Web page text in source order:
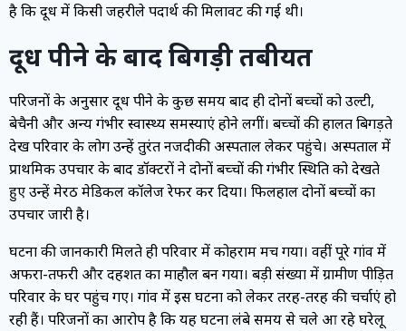
है कि दूध में किसी जहरीले पदार्थ की मिलावट की गई थी।
दूध पीने के बाद बिगड़ी तबीयत
परिजनों के अनुसार दूध पीने के कुछ समय बाद ही दोनों बच्चों को उल्टी,
बेचैनी और अन्य गंभीर स्वास्थ्य समस्याएं होने लगीं। बच्चों की हालत बिगड़ते
देख परिवार के लोग उन्हें तुरंत नजदीकी अस्पताल लेकर पहुंचे। अस्पताल में
प्राथमिक उपचार के बाद डॉक्टरों ने दोनों बच्चों की गंभीर स्थिति को देखते
हुए उन्हें मेरठ मेडिकल कॉलेज रेफर कर दिया। फिलहाल दोनों बच्चों का
उपचार जारी है।
घटना की जानकारी मिलते ही परिवार में कोहराम मच गया। वहीं पूरे गांव में
अफरा-तफरी और दहशत का माहौल बन गया। बड़ी संख्या में ग्रामीण पीड़ित
परिवार के घर पहुंच गए। गांव में इस घटना को लेकर तरह-तरह की चर्चाएं हो
रही हैं। परिजनों का आरोप है कि यह घटना लंबे समय से चले आ रहे घरेलू